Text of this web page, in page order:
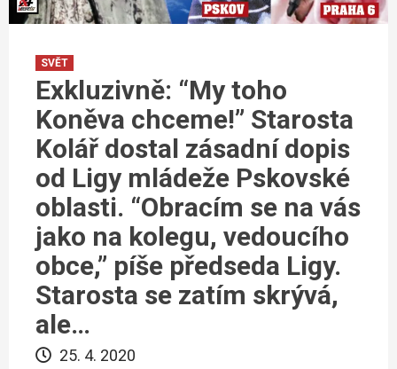
SVĚT
Exkluzivně: “My toho
Koněva chceme!” Starosta
Kolář dostal zásadní dopis
od Ligy mládeže Pskovské
oblasti. “Obracím se na vás
jako na kolegu, vedoucího
obce,” píše předseda Ligy.
Starosta se zatím skrývá,
ale…
25. 4. 2020